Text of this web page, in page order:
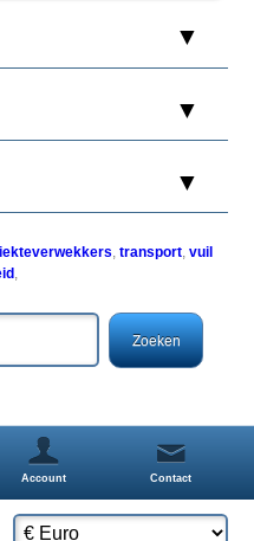
,transport,vuil
,
Account Contact